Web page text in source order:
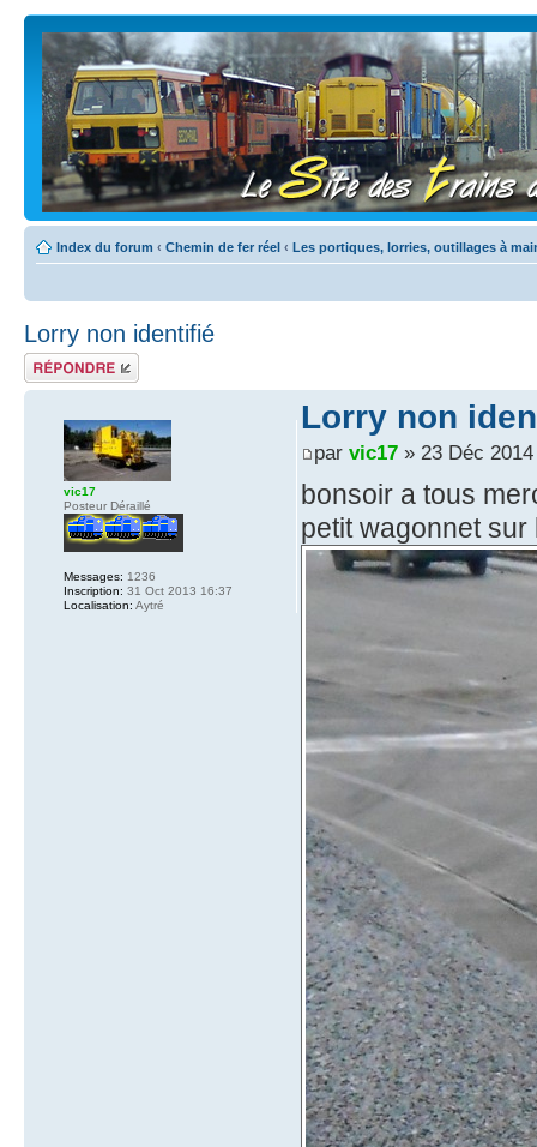
Index du forum ‹ Chemin de fer réel ‹ Les portiques, lorries, outillages à
Lorry non identifié
Répondre
Lorry non
par vic17» 23 Déc 2014
bonsoir a tous
petit wagonnet sur
vic17
Posteur Déraillé
Messages: 1236
Inscription: 31 Oct 2013 16:37
Localisation: Aytré